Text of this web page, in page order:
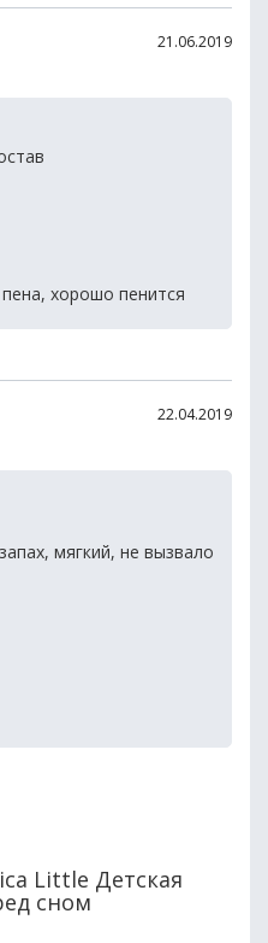
21.06.2019
хорошо пенится
22.04.2019
мягкий, не вызвало
Little Детская
сном